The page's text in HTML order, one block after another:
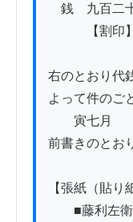
銭　九百二
【割印】
右のとおり代
よって件のご
寅七月　　
前書きのとお
【張紙（貼り
■藤利左衛